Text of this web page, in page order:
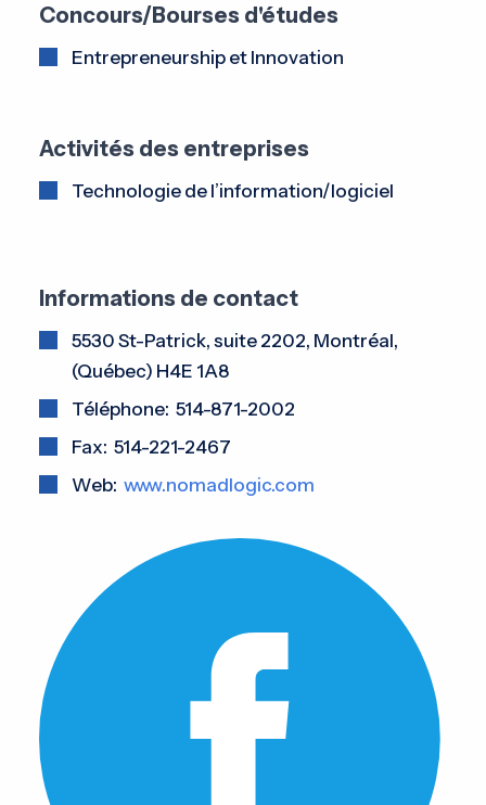
Concours/Bourses d'études
Entrepreneurship et Innovation
Activités des entreprises
Technologie de l’information/logiciel
Informations de contact
5530 St-Patrick, suite 2202, Montréal,
(Québec) H4E 1A8
Téléphone: 514-871-2002
Fax: 514-221-2467
Web: www.nomadlogic.com